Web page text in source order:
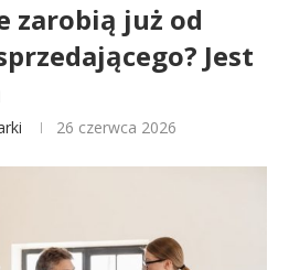
zarobią już od
Jest
26 czerwca 2026